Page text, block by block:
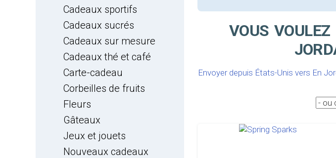
Cadeaux sportifs
Cadeaux sucrés
Cadeaux sur mesure
Cadeaux thé et café
Carte-cadeau
Corbeilles de fruits
Fleurs
Gâteaux
Jeux et jouets
Nouveaux cadeaux
VOUS
Envoyer depuis États-Unis vers En